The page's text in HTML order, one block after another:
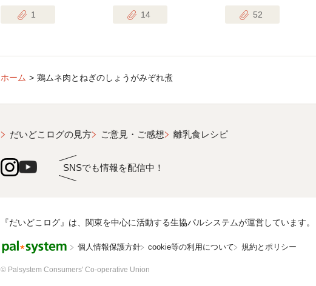
1 14 52
ホーム 鶏ムネ肉とねぎのしょうがみぞれ煮
だいどこログの見方 ご意見・ご感想 離乳食レシピ
SNSでも情報を配信中！
『だいどこログ』は、関東を中心に活動する生協パルシステムが運営しています。
個人情報保護方針 cookie等の利用について 規約とポリシー
© Palsystem Consumers' Co-operative Union